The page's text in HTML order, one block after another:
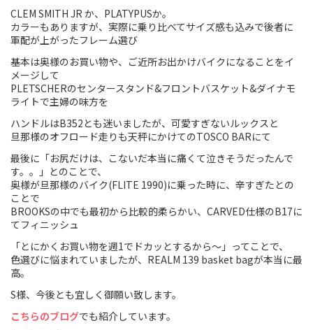
CLEM SMITH JR か、PLATYPUSか。
カラーもありますが、実際に乗り比べてサイズ感も込みで後者に
軍配が上がったフレーム選び
基本は奥様のお買い物や、ご近所お出かけバイクになることをイ
メージして
PLETSCHERのセンタースタンド&フロントバスケット&ダイナモ
ライトで主婦の味方を
ハンドルはB352とも迷いましたが、可愛すぎないルックスと
旦那様のオフロード走りも天秤にかけてのTOSCO BARにて
最後に「お尻だけは、こないだ本当に痛くて泣きそうだったんで
す。。」とのことで、
奥様が旦那様のバイク(FLITE 1990)に乗った時に、辛すぎたとの
ことで
BROOKSの中でも最初から比較的柔らかい、CARVED仕様のB17に
てフィニッシュ
「とにかくお買い物を週1でドカッとするから〜」ってことで、
色選びに悩まれていましたが、REALM 139 basket bagが本当に最
高。
S様、今後とも宜しく御願い致します。
こちらのブログでも紹介しています。
Mountain Bike
Fat Bike
Cargo Bike
Mixte
Mini Velo
For Family
For Women
Cook Paint Works
Staff Bikes